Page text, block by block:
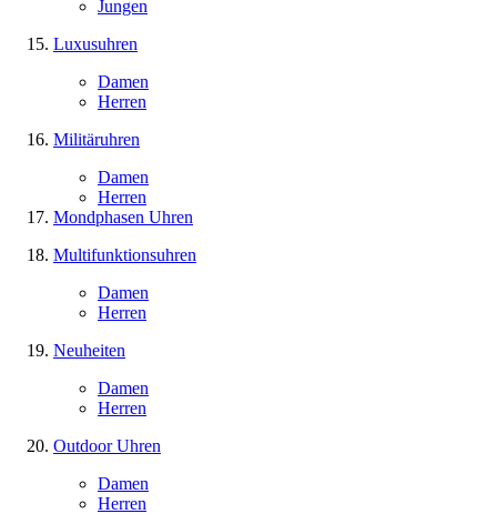
Jungen
Luxusuhren
Damen
Herren
Militäruhren
Damen
Herren
Mondphasen Uhren
Multifunktionsuhren
Damen
Herren
Neuheiten
Damen
Herren
Outdoor Uhren
Damen
Herren